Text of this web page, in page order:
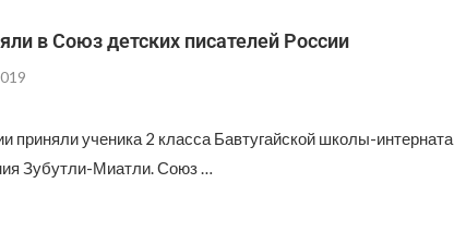
в Союз детских писателей России
приняли ученика 2 класса Бавтугайской школы-интерната
Зубутли-Миатли. Союз …